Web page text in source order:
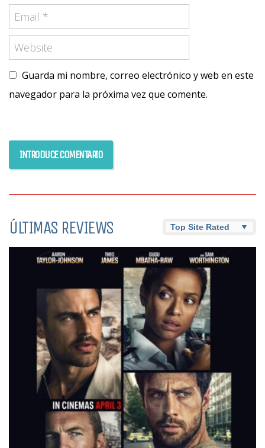
Guarda mi nombre, correo electrónico y web en este
navegador para la próxima vez que comente.
ÚLTIMAS REVIEWS